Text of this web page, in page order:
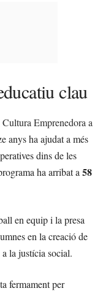
clau
Emprenedora a
anys ha ajudat a més
dins de les
ha arribat a 58
en equip i la presa
en la creació de
la justícia social.
fermament per